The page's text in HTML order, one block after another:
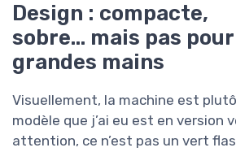
Design : compacte,
sobre… mais pas
grandes mains
Visuellement, la machine est
modèle que j’ai eu est en version
attention, ce n’est pas un vert